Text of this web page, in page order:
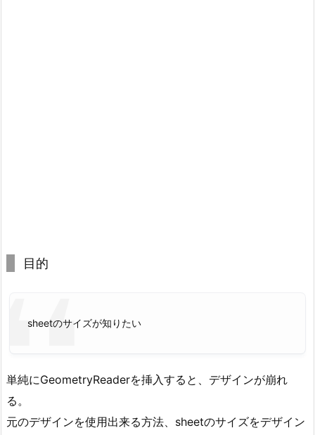
目的
sheetのサイズが知りたい
単純にGeometryReaderを挿入すると、デザインが崩れ
る。
元のデザインを使用出来る方法、sheetのサイズをデザイン